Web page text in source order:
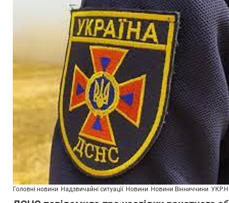
Головні новини Надзвичайні ситуації Новини Новини Вінниччини